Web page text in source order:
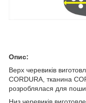
Опис:
Верх черевиків
CORDURA, тканина
розроблялася для